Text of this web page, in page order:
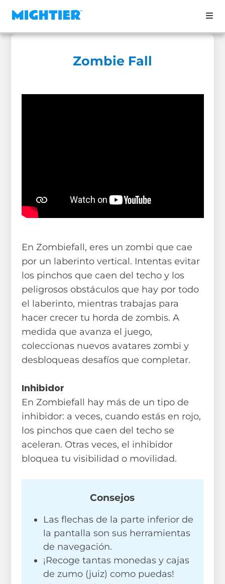
Zombie Fall
En Zombiefall, eres un zombi que cae
por un laberinto vertical. Intentas evitar
los pinchos que caen del techo y los
peligrosos obstáculos que hay por todo
el laberinto, mientras trabajas para
hacer crecer tu horda de zombis. A
medida que avanza el juego,
coleccionas nuevos avatares zombi y
desbloqueas desafíos que completar.
Inhibidor
En Zombiefall hay más de un tipo de
inhibidor: a veces, cuando estás en rojo,
los pinchos que caen del techo se
aceleran. Otras veces, el inhibidor
bloquea tu visibilidad o movilidad.
Consejos
Las flechas de la parte inferior de
la pantalla son sus herramientas
de navegación.
¡Recoge tantas monedas y cajas
de zumo (juiz) como puedas!